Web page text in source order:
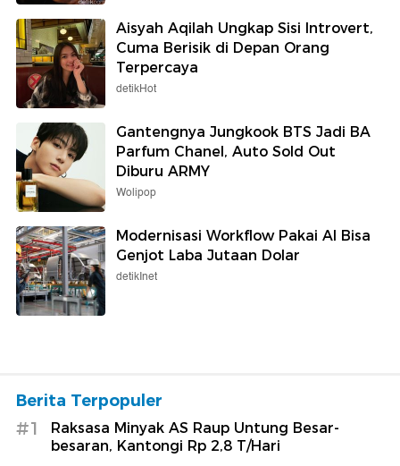
Aisyah Aqilah Ungkap Sisi Introvert,
Cuma Berisik di Depan Orang
Terpercaya
detikHot
Gantengnya Jungkook BTS Jadi BA
Parfum Chanel, Auto Sold Out
Diburu ARMY
Wolipop
Modernisasi Workflow Pakai AI Bisa
Genjot Laba Jutaan Dolar
detikInet
Berita Terpopuler
#1
Raksasa Minyak AS Raup Untung Besar-
besaran, Kantongi Rp 2,8 T/Hari